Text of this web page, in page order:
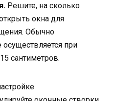
Решите, на сколько
окна для
Обычно
при
сантиметров.